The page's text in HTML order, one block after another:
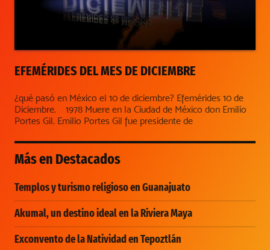
EFEMÉRIDES DEL MES DE DICIEMBRE
¿qué pasó en México el 10 de diciembre? Efemérides 10 de
Diciembre. 1978 Muere en la Ciudad de México don Emilio
Portes Gil. Emilio Portes Gil fue presidente de
Más en Destacados
Templos y turismo religioso en Guanajuato
Akumal, un destino ideal en la Riviera Maya
Exconvento de la Natividad en Tepoztlán